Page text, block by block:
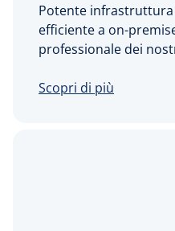
Potente
efficiente a on-
professionale dei
Scopri di più